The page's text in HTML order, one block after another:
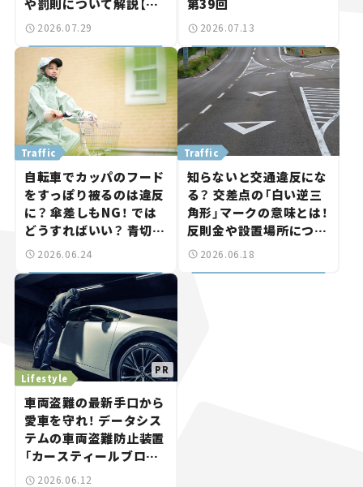
や罰則について解説【ク
ルマの知識】
2026.07.29
第39回
2026.07.13
Traffic
自転車でカッパのフード
をすっぽり被るのは違反
に？ 傘差しもNG！ では
どうすればいい？ 青切符
の対象や反則金を解説
2026.06.24
Traffic
知らないと交通違反にな
る？ 交差点の「白い逆三
角形」マークの意味とは！
反則金や設置場所につい
て解説【クルマの知識】
2026.06.18
Lifestyle
車両盗難の最新手口から
愛車を守れ！ データシス
テムの車両盗難防止装置
「カースティールブロッ
カーSOS820」は“ゲー
2026.06.12